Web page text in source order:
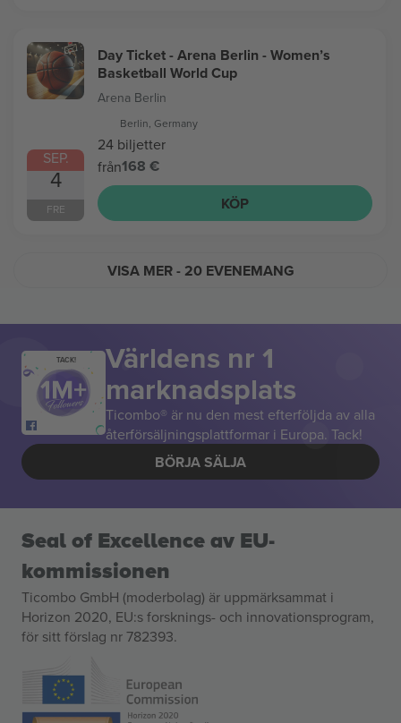
SEP.
4
FRE
Day Ticket - Arena Berlin - Women’s
Basketball World Cup
Arena Berlin
Berlin, Germany
24 biljetter
från168 €
KÖP
VISA MER- 20 EVENEMANG
TACK! Världens nr 1
marknadsplats
Ticombo® är nu den mest efterföljda av alla
återförsäljningsplattformar i Europa. Tack!
BÖRJA SÄLJA
Seal of Excellence av EU-
kommissionen
Ticombo GmbH (moderbolag) är uppmärksammat i
Horizon 2020, EU:s forsknings- och innovationsprogram,
för sitt förslag nr 782393.